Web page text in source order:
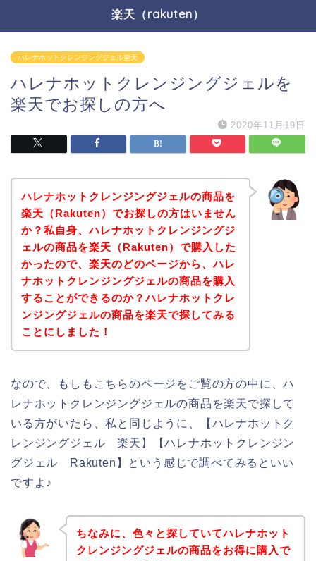
楽天（rakuten）
ハレナホットクレンジングジェル楽天
ハレナホットクレンジングジェルを
楽天でお探しの方へ
2020年11月19日
ハレナホットクレンジングジェルの商品を
楽天（Rakuten）でお探しの方はいません
か？私自身、ハレナホットクレンジングジ
ェルの商品を楽天（Rakuten）で購入した
かったので、楽天のどのページから、ハレ
ナホットクレンジングジェルの商品を購入
することができるのか？ハレナホットクレ
ンジングジェルの商品を楽天で探してみる
ことにしました！
なので、もしもこちらのページをご覧の方の中に、ハ
レナホットクレンジングジェルの商品を楽天で探して
いる方がいたら、私と同じように、【ハレナホットク
レンジングジェル 楽天】【ハレナホットクレンジン
グジェル Rakuten】という感じで調べてみるといい
ですよ♪
ちなみに、色々と探していてハレナホット
クレンジングジェルの商品をお得に購入で